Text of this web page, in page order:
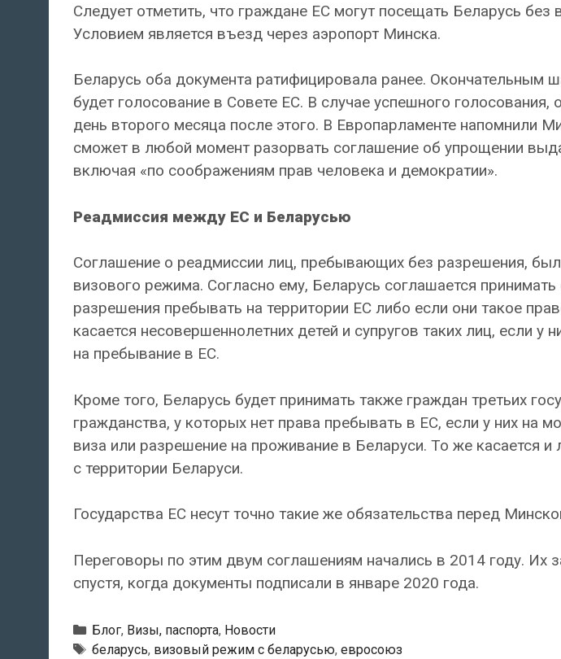
Следует отметить, что граждане ЕС могут посещать Беларусь без
Условием является въезд через аэропорт Минска.
Беларусь оба документа ратифицировала ранее. Окончательным
будет голосование в Совете ЕС. В случае успешного голосования,
день второго месяца после этого. В Европарламенте напомнили
сможет в любой момент разорвать соглашение об упрощении
включая «по соображениям прав человека и демократии».
Реадмиссия между ЕС и Беларусью
Соглашение о реадмиссии лиц, пребывающих без разрешения,
визового режима. Согласно ему, Беларусь соглашается принимать
разрешения пребывать на территории ЕС либо если они такое
касается несовершеннолетних детей и супругов таких лиц, если у
на пребывание в ЕС.
Кроме того, Беларусь будет принимать также граждан третьих
гражданства, у которых нет права пребывать в ЕС, если у них на
виза или разрешение на проживание в Беларуси. То же касается
с территории Беларуси.
Государства ЕС несут точно такие же обязательства перед
Переговоры по этим двум соглашениям начались в 2014 году. Их
спустя, когда документы подписали в январе 2020 года.
Рубрики
Блог, Визы, паспорта, Новости
Метки
беларусь, визовый режим с беларусью, евросоюз